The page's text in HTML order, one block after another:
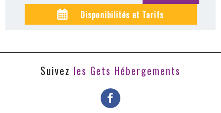
Disponibilités et Tarifs
Suivez les Gets Hébergements